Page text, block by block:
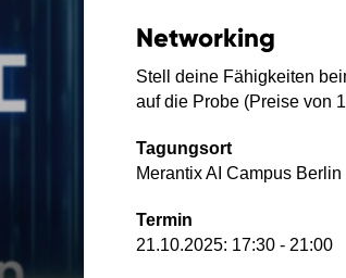
Networking
Stell deine Fähigkeiten
auf die Probe (Preise von
Tagungsort
Merantix AI Campus Berlin
Termin
21.10.2025: 17:30 - 21:00